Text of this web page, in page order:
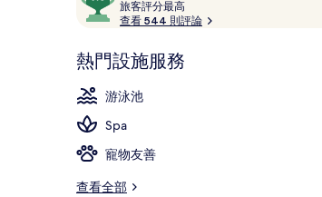
論
分，
滿
10，
深
受
旅
客
喜
愛
旅客評分最高
客
查看 544 則評論
熱門設施服務
游泳池
Spa
寵物友善
查看全部